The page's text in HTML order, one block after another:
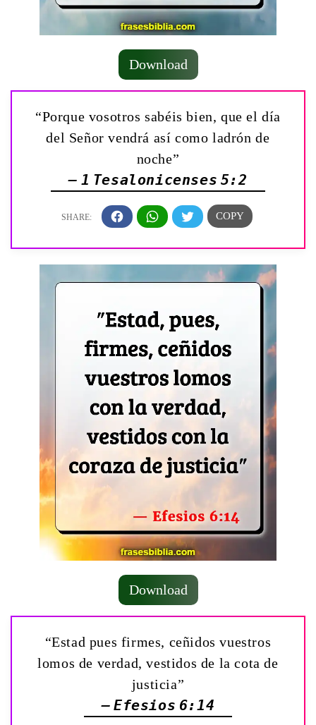
Download
“Porque vosotros sabéis bien, que el día
del Señor vendrá así como ladrón de
noche”
— 1 Tesalonicenses 5:2
Download
“Estad pues firmes, ceñidos vuestros
lomos de verdad, vestidos de la cota de
justicia”
— Efesios 6:14